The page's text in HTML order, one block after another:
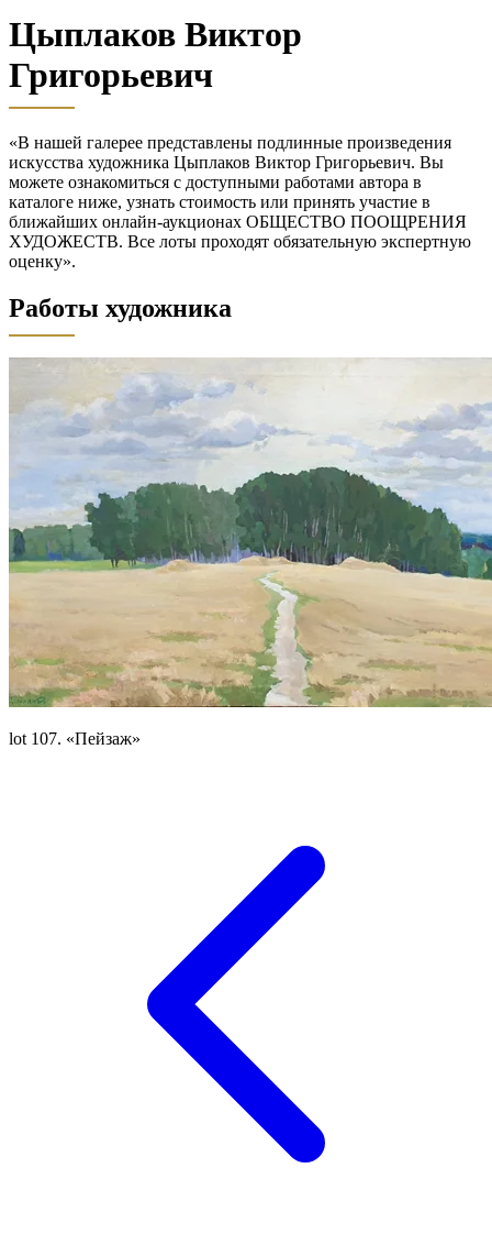
Цыплаков Виктор
Григорьевич
«В нашей галерее представлены подлинные произведения
искусства художника Цыплаков Виктор Григорьевич. Вы
можете ознакомиться с доступными работами автора в
каталоге ниже, узнать стоимость или принять участие в
ближайших онлайн-аукционах ОБЩЕСТВО ПООЩРЕНИЯ
ХУДОЖЕСТВ. Все лоты проходят обязательную экспертную
оценку».
Работы художника
lot 107. «Пейзаж»